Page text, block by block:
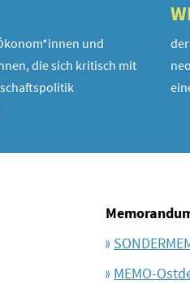
und
die sich kritisch mit
MEMO-